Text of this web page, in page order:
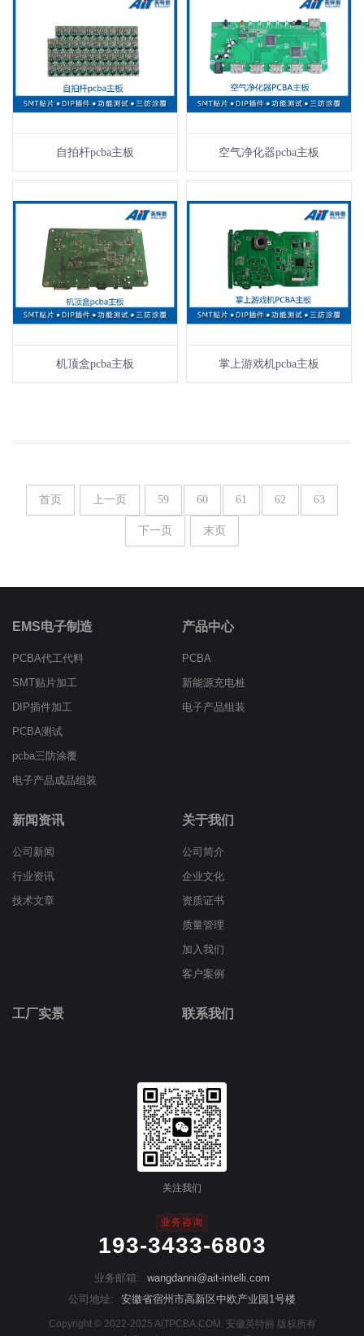
自拍杆pcba主板 空气净化器pcba主板
机顶盒pcba主板 掌上游戏机pcba主板
首页 上一页 59 60 61 62 63
下一页 末页
EMS电子制造
PCBA代工代料
SMT贴片加工
DIP插件加工
PCBA测试
pcba三防涂覆
电子产品成品组装
产品中心
PCBA
新能源充电桩
电子产品组装
新闻资讯
公司新闻
行业资讯
技术文章
关于我们
公司简介
企业文化
资质证书
质量管理
加入我们
客户案例
工厂实景 联系我们
业务咨询
193-3433-6803
业务邮箱:
wangdanni@ait-intelli.com
公司地址:
安徽省宿州市高新区中欧产业园1号楼
Copyright © 2022-2025 AiTPCBA.COM. 安徽英特丽 版权所有
关注我们